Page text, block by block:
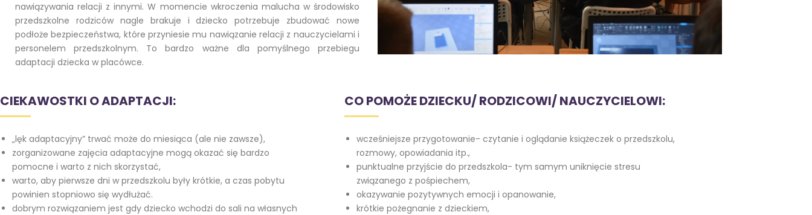
nawiązywania relacji z innymi. W momencie wkroczenia malucha w środowisko
przedszkolne rodziców nagle brakuje i dziecko potrzebuje zbudować nowe
podłoże bezpieczeństwa, które przyniesie mu nawiązanie relacji z nauczycielami i
personelem przedszkolnym. To bardzo ważne dla pomyślnego przebiegu
adaptacji dziecka w placówce.
CIEKAWOSTKI O ADAPTACJI:
„lęk adaptacyjny” trwać może do miesiąca (ale nie zawsze),
zorganizowane zajęcia adaptacyjne mogą okazać się bardzo
pomocne i warto z nich skorzystać,
warto, aby pierwsze dni w przedszkolu były krótkie, a czas pobytu
powinien stopniowo się wydłużać.
dobrym rozwiązaniem jest gdy dziecko wchodzi do sali na własnych
CO POMOŻE DZIECKU/ RODZICOWI/ NAUCZYCIELOWI:
wcześniejsze przygotowanie- czytanie i oglądanie książeczek o przedszkolu,
rozmowy, opowiadania itp.,
punktualne przyjście do przedszkola- tym samym uniknięcie stresu
związanego z pośpiechem,
okazywanie pozytywnych emocji i opanowanie,
krótkie pożegnanie z dzieckiem,